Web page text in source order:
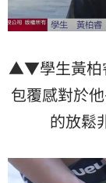
▲▼學生黃柏
包覆感對於
的放鬆